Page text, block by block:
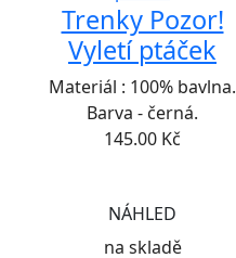
Trenky Pozor!
Vyletí ptáček
Materiál : 100% bavlna.
Barva - černá.
145.00 Kč
NÁHLED
na skladě